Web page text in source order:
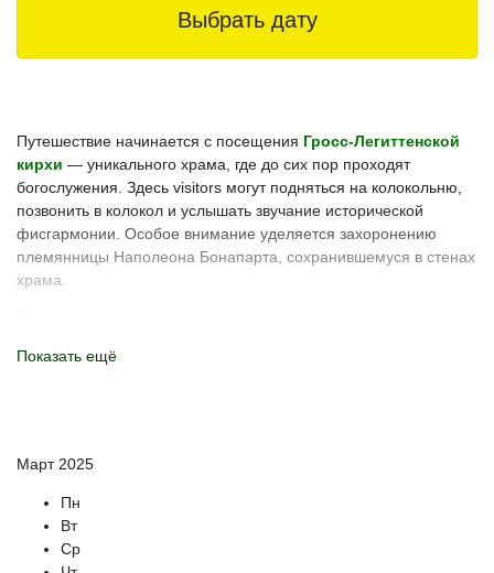
Выбрать дату
Путешествие начинается с посещения Гросс-Легиттенской
кирхи — уникального храма, где до сих пор проходят
богослужения. Здесь visitors могут подняться на колокольню,
позвонить в колокол и услышать звучание исторической
фисгармонии. Особое внимание уделяется захоронению
племянницы Наполеона Бонапарта, сохранившемуся в стенах
храма.
средневековый замок. В подвальных помещениях гости
Значительная часть экскурсии посвящена знакомству с
замком Лабиау
воссозданной оружейной палатой, ремесленными
мастерскими и камерой пыток времен Тевтонского ордена.
Показать ещё
Март 2025
Пн
Вт
Ср